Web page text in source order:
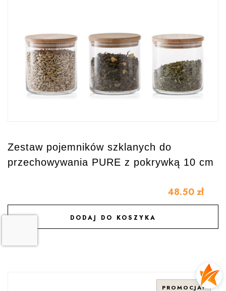
Zestaw pojemników szklanych do
przechowywania PURE z pokrywką 10 cm
48.50 zł
DODAJ DO KOSZYKA
DODAJ DO ULUBIONYCH
PROMOCJA!